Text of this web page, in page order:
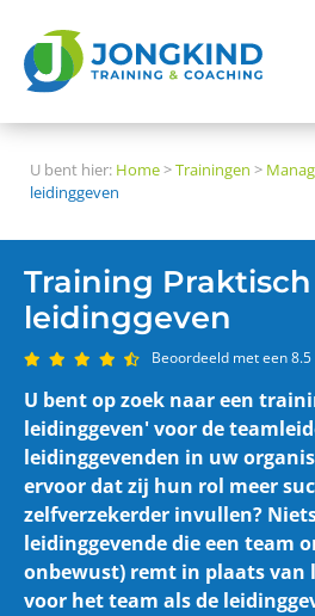
U bent hier: Home>Trainingen >
leidinggeven
Training Praktisch
leidinggeven
Beoordeeld met een 8.5
U bent op zoek naar een
leidinggeven' voor de
leidinggevenden in uw
ervoor dat zij hun rol meer
zelfverzekerder invullen?
leidinggevende die een team
onbewust) remt in plaats van
voor het team als de